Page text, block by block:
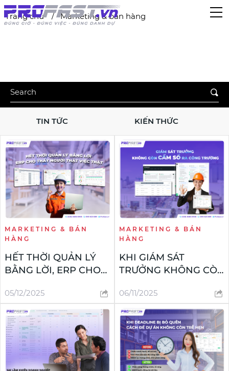
Trang chủ Marketing & bán hàng
TIN TỨC KIẾN THỨC
MARKETING & BÁN
HÀNG
HẾT THỜI QUẢN LÝ
BẰNG LỜI, ERP CHO
VIỆC THẬT
05/12/2025
MARKETING & BÁN
HÀNG
KHI GIÁM SÁT
TRƯỞNG KHÔNG CÒN
TRƯỜNG
06/11/2025